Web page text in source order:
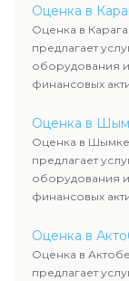
определяют
рассчитывают
требованиям
сделок,
Оценка в
Оценка в
предлагает
оборудования
финансовых
оценка
определяют
рассчитывают
требованиям
сделок,
Оценка в
Оценка в
предлагает
оборудования
финансовых
оценка
определяют
рассчитывают
требованиям
Оценка в
Оценка в
предлагает